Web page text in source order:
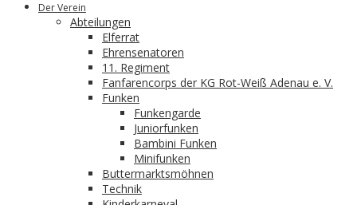
Der Verein
Abteilungen
Elferrat
Ehrensenatoren
11. Regiment
Fanfarencorps der KG Rot-Weiß Adenau e. V.
Funken
Funkengarde
Juniorfunken
Bambini Funken
Minifunken
Buttermarktsmöhnen
Technik